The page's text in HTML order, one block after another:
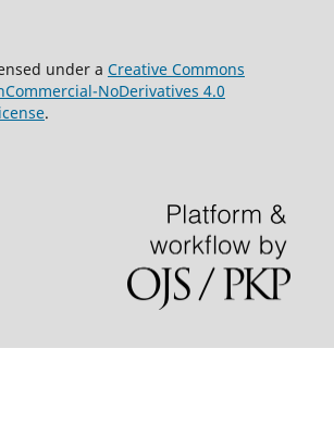
under a Creative Commons
NoDerivatives 4.0
.